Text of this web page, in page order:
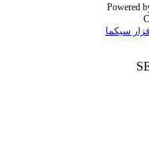
Powered
سیکما